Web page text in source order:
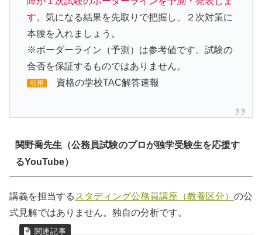
す。 気になる結果を先取りで把握し、２次対策に
本腰を入れましょう。
※ボーダーライン（予測）は参考値です。試験の
合否を保証するものではありません。
引用 資格の学校TAC解答速報
関野喬先生（公務員試験のプロが独学受験生を応援す
るYouTube）
講義を担当する スタディング公務員講座（教養区分） の公
式見解ではありません。独自の分析です。